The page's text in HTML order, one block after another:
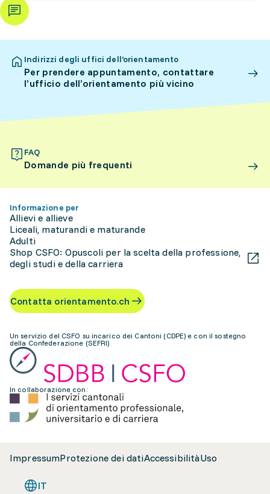
Indirizzi degli uffici dell’orientamento
Per prendere appuntamento, contattare
l’ufficio dell’orientamento più vicino
FAQ
Domande più frequenti
Informazione per
Allievi e allieve
Liceali, maturandi e maturande
Adulti
Shop CSFO: Opuscoli per la scelta della professione,
degli studi e della carriera
Contatta orientamento.ch
Un servizio del CSFO su incarico dei Cantoni (CDPE) e con il sostegno
della Confederazione (SEFRI)
In collaborazione con:
ImpressumProtezione dei datiAccessibilitàUso
IT